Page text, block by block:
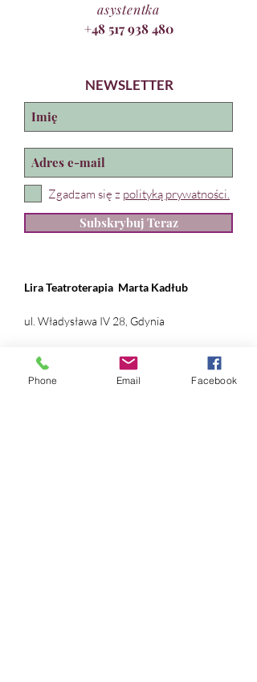
asystentka
+48 517 938 480
NEWSLETTER
Zgadzam się z polityką prywatności.
Subskrybuj Teraz
Lira Teatroterapia Marta Kadłub
ul. Władysława IV 28, Gdynia
NIP:
REGON: 384 169 490
Phone Email Facebook